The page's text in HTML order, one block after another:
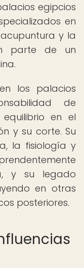
egipcios
en
y la
parte de un
los palacios
de
en el
y su corte. Su
la fisiología y
y su legado
en otras
posteriores.